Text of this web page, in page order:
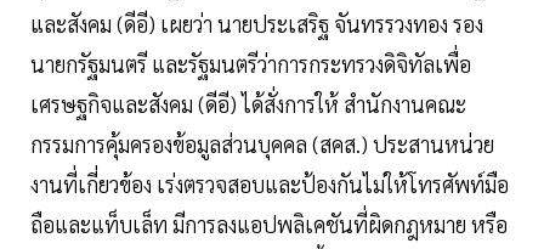
และสังคม (ดีอี) เผยว่า นายประเสริฐ จันทรรวงทอง รอง
นายกรัฐมนตรี และรัฐมนตรีว่าการกระทรวงดิจิทัลเพื่อ
เศรษฐกิจและสังคม (ดีอี) ได้สั่งการให้ สำนักงานคณะ
กรรมการคุ้มครองข้อมูลส่วนบุคคล (สคส.) ประสานหน่วย
งานที่เกี่ยวข้อง เร่งตรวจสอบและป้องกันไม่ให้โทรศัพท์มือ
ถือและแท็บเล็ท มีการลงแอปพลิเคชันที่ผิดกฎหมาย หรือ